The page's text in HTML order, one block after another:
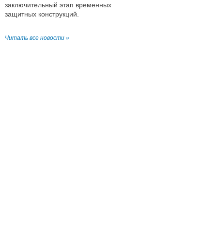
заключительный этап временных
защитных конструкций.
Читать все новости »